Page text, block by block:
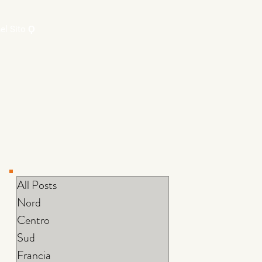
All Posts
Nord
Centro
Sud
Francia